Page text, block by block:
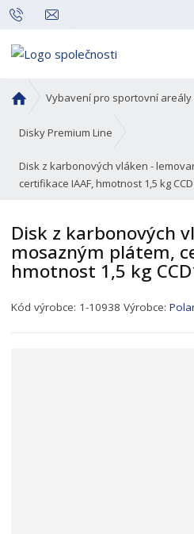
o
n
í
r
a
n
Vybavení pro sportovní areály
Disky Premium Line
Disk z karbonových vláken -
certifikace IAAF, hmotnost 1,5 kg
Disk z karbonových
mosazným plátem,
hmotnost 1,5 kg
K
Kód výrobce: 1-10938 Výrobce: